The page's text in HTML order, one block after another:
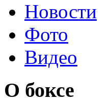
Новости
Фото
Видео
О боксе